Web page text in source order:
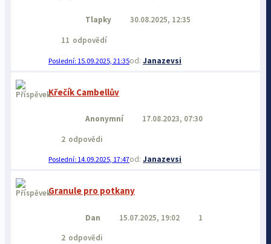
Tlapky
30.08.2025, 12:35
11 odpovědí
15.09.2025, 21:35 Janazevsi
Křečík Cambellův
Anonymní
17.08.2023, 07:30
2 odpovědi
14.09.2025, 17:47 Janazevsi
Granule pro potkany
Dan 15.07.2025, 19:02
1
2 odpovědi